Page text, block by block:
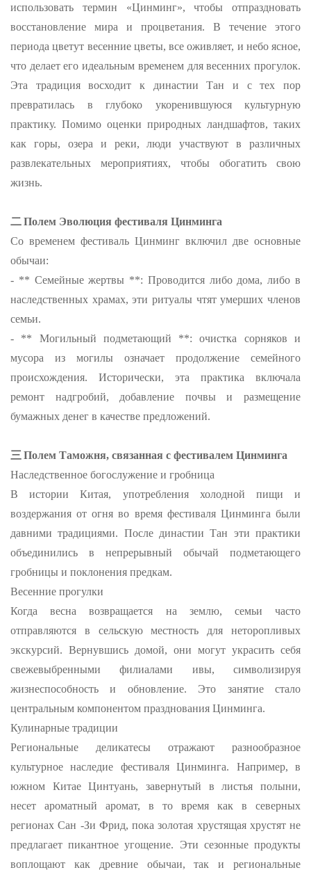
использовать термин «Цинминг», чтобы отпраздновать
восстановление мира и процветания. В течение этого
периода цветут весенние цветы, все оживляет, и небо ясное,
что делает его идеальным временем для весенних прогулок.
Эта традиция восходит к династии Тан и с тех пор
превратилась в глубоко укоренившуюся культурную
практику. Помимо оценки природных ландшафтов, таких
как горы, озера и реки, люди участвуют в различных
развлекательных мероприятиях, чтобы обогатить свою
жизнь.
二Полем Эволюция фестиваля Цинминга
Со временем фестиваль Цинминг включил две основные
обычаи:
- ** Семейные жертвы **: Проводится либо дома, либо в
наследственных храмах, эти ритуалы чтят умерших членов
семьи.
- ** Могильный подметающий **: очистка сорняков и
мусора из могилы означает продолжение семейного
происхождения. Исторически, эта практика включала
ремонт надгробий, добавление почвы и размещение
бумажных денег в качестве предложений.
三 Полем Таможня, связанная с фестивалем Цинминга
Наследственное богослужение и гробница
В истории Китая, употребления холодной пищи и
воздержания от огня во время фестиваля Цинминга были
давними традициями. После династии Тан эти практики
объединились в непрерывный обычай подметающего
гробницы и поклонения предкам.
Весенние прогулки
Когда весна возвращается на землю, семьи часто
отправляются в сельскую местность для неторопливых
экскурсий. Вернувшись домой, они могут украсить себя
свежевыбренными филиалами ивы, символизируя
жизнеспособность и обновление. Это занятие стало
центральным компонентом празднования Цинминга.
Кулинарные традиции
Региональные деликатесы отражают разнообразное
культурное наследие фестиваля Цинминга. Например, в
южном Китае Цинтуань, завернутый в листья полыни,
несет ароматный аромат, в то время как в северных
регионах Сан -Зи Фрид, пока золотая хрустящая хрустят не
предлагает пикантное угощение. Эти сезонные продукты
воплощают как древние обычаи, так и региональные